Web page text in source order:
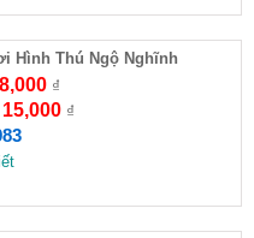
Hình Thú Ngộ Nghĩnh
₫
15,000₫